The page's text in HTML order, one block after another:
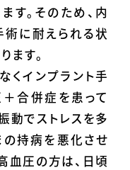
す。そのため、内
術に耐えられる状
ます。
くインプラント手
合併症を患って
動でストレスを多
の持病を悪化させ
血圧の方は、日頃